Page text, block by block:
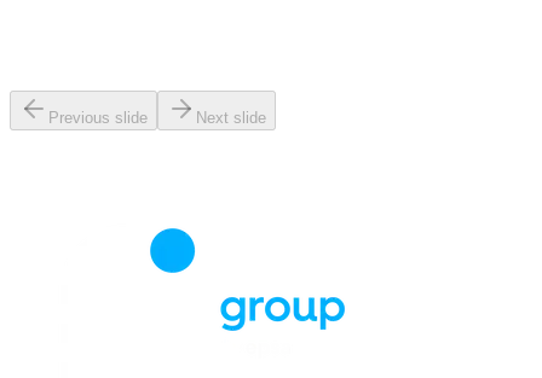
Previous slide Next slide